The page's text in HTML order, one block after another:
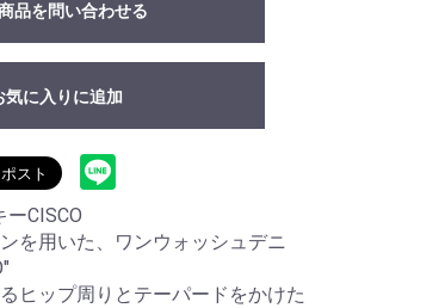
品を問い合わせる
気に入りに追加
CISCO
を用いた、ワンウォッシュデニ
ヒップ周りとテーパードをかけた